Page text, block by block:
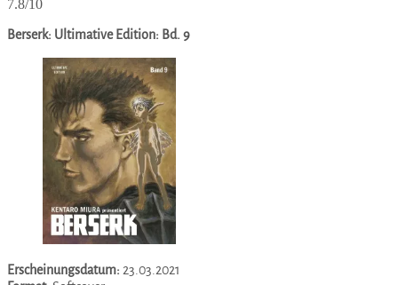
7.8/10
Berserk: Ultimative Edition: Bd. 9
Erscheinungsdatum: 23.03.2021